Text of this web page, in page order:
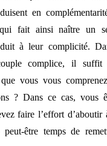
en
fait ainsi naître un
à leur complicité.
complice, il
que vous vous
? Dans ce cas, vous
faire l’effort d’aboutir
être temps de